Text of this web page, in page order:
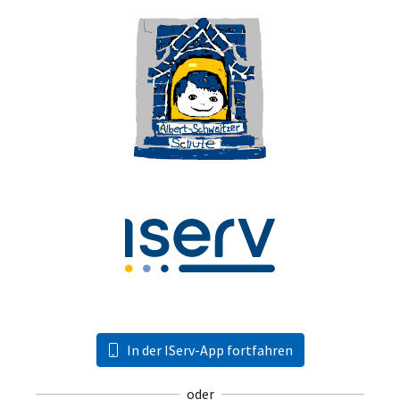
In der IServ-App fortfahren
oder